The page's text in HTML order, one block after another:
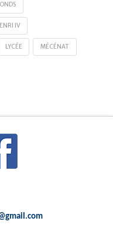
IV
LYCÉE MÉCÉNAT